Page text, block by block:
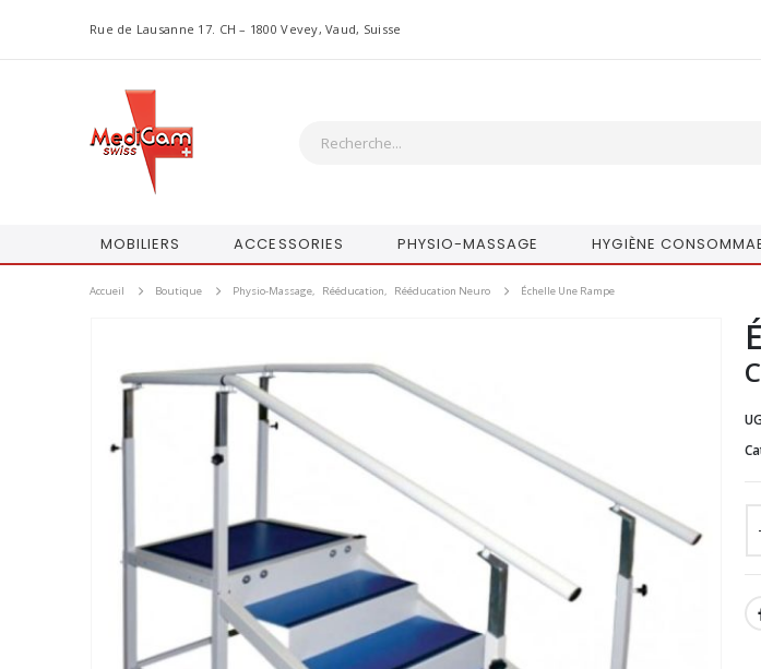
Rue de Lausanne 17. CH – 1800 Vevey, Vaud, Suisse
MOBILIERS ACCESSORIES PHYSIO-MASSAGE HYGIÈNE
Accueil Boutique Physio-Massage, Rééducation, Rééducation Neuro Échelle Une Rampe